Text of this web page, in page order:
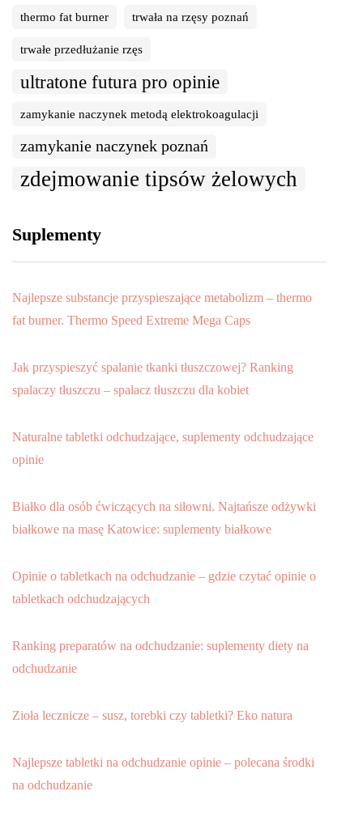
thermo fat burner trwała na rzęsy poznań
trwałe przedłużanie rzęs
ultratone futura pro opinie
zamykanie naczynek metodą elektrokoagulacji
zamykanie naczynek poznań
zdejmowanie tipsów żelowych
Suplementy
Najlepsze substancje przyspieszające metabolizm – thermo
fat burner. Thermo Speed Extreme Mega Caps
Jak przyspieszyć spalanie tkanki tłuszczowej? Ranking
spalaczy tłuszczu – spalacz tłuszczu dla kobiet
Naturalne tabletki odchudzające, suplementy odchudzające
opinie
Białko dla osób ćwiczących na siłowni. Najtańsze odżywki
białkowe na masę Katowice: suplementy białkowe
Opinie o tabletkach na odchudzanie – gdzie czytać opinie o
tabletkach odchudzających
Ranking preparatów na odchudzanie: suplementy diety na
odchudzanie
Zioła lecznicze – susz, torebki czy tabletki? Eko natura
Najlepsze tabletki na odchudzanie opinie – polecana środki
na odchudzanie